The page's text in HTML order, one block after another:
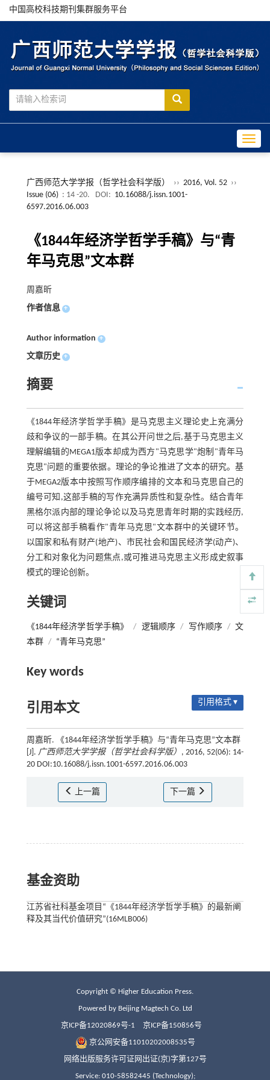
中国高校科技期刊集群服务平台
广西师范大学学报（哲学社会科学版） ›› 2016, Vol. 52 ››
Issue (06) : 14 -20. DOI: 10.16088/j.issn.1001-
6597.2016.06.003
《1844年经济学哲学手稿》与“青
年马克思”文本群
周嘉昕
作者信息 +
Author information +
文章历史 +
摘要
《1844年经济学哲学手稿》是马克思主义理论史上充满分
歧和争议的一部手稿。在其公开问世之后,基于马克思主义
理解编辑的MEGA1版本却成为西方"马克思学"炮制"青年马
克思"问题的重要依据。理论的争论推进了文本的研究。基
于MEGA2版本中按照写作顺序编排的文本和马克思自己的
编号可知,这部手稿的写作充满异质性和复杂性。结合青年
黑格尔派内部的理论争论以及马克思青年时期的实践经历,
可以将这部手稿看作"青年马克思"文本群中的关键环节。
以国家和私有财产(地产)、市民社会和国民经济学(动产)、
分工和对象化为问题焦点,或可推进马克思主义形成史叙事
模式的理论创新。
关键词
《1844年经济学哲学手稿》 / 逻辑顺序 / 写作顺序 / 文
本群 / “青年马克思”
Key words
引用本文 引用格式 ▾
周嘉昕. 《1844年经济学哲学手稿》与“青年马克思”文本群
[J]. 广西师范大学学报（哲学社会科学版） , 2016, 52(06): 14-
20 DOI:10.16088/j.issn.1001-6597.2016.06.003
上一篇 下一篇
基金资助
江苏省社科基金项目“《1844年经济学哲学手稿》的最新阐
释及其当代价值研究”(16MLB006)
Copyright © Higher Education Press.
Powered by Beijing Magtech Co. Ltd
京ICP备12020869号-1 京ICP备150856号
京公网安备11010202008535号
网络出版服务许可证网出证(京)字第127号
Service: 010-58582445 (Technology);